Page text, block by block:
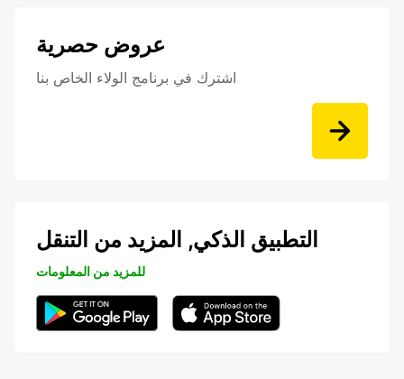
عروض حصرية
اشترك في برنامج الولاء الخاص بنا
التطبيق الذكي, المزيد من التنقل
للمزيد من المعلومات